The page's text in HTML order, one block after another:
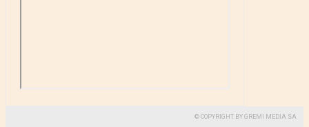
© COPYRIGHT BY GREMI MEDIA SA